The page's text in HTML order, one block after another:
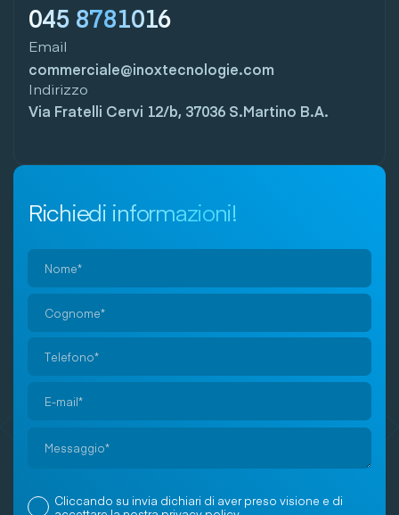
045 8781016
Email
commerciale@inoxtecnologie.com
Indirizzo
Via Fratelli Cervi 12/b, 37036 S.Martino B.A.
Richiedi informazioni!
prega
questoCliccando su invia dichiari di aver preso visione e di